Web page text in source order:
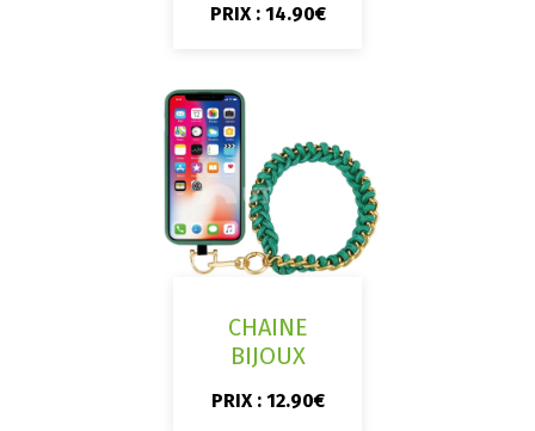
PRIX : 14.90€
CHAINE
BIJOUX
PRIX : 12.90€